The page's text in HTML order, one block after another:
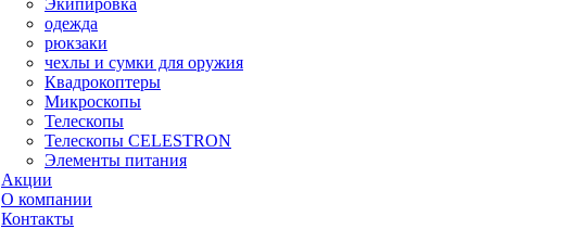
Экипировка
одежда
рюкзаки
чехлы и сумки для оружия
Квадрокоптеры
Микроскопы
Телескопы
Телескопы CELESTRON
Элементы питания
Акции
О компании
Контакты